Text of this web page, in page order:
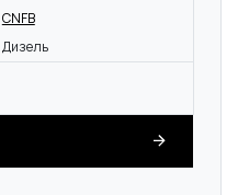
CNFB
Дизель